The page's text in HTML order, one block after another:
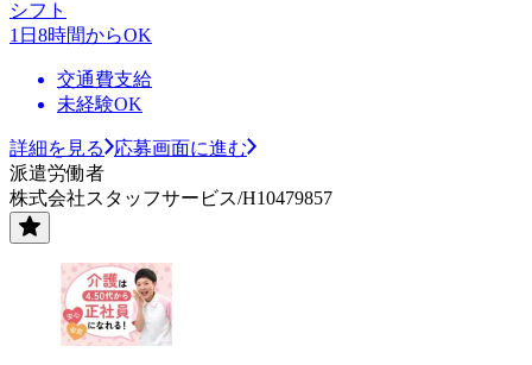
シフト
1日8時間からOK
交通費支給
未経験OK
詳細を見る
応募画面に進む
派遣労働者
株式会社スタッフサービス/H10479857